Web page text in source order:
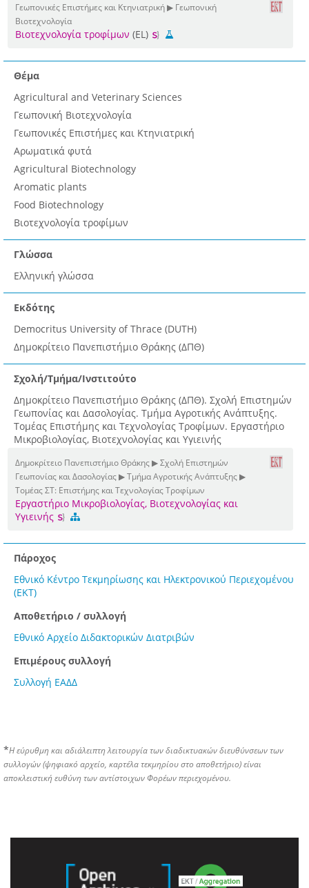
Γεωπονικές Επιστήμες και Κτηνιατρική ▶ Γεωπονική
Βιοτεχνολογία
Βιοτεχνολογία τροφίμων (EL)
Θέμα
Agricultural and Veterinary Sciences
Γεωπονική Βιοτεχνολογία
Γεωπονικές Επιστήμες και Κτηνιατρική
Αρωματικά φυτά
Agricultural Biotechnology
Aromatic plants
Food Biotechnology
Βιοτεχνολογία τροφίμων
Γλώσσα
Ελληνική γλώσσα
Εκδότης
Democritus University of Thrace (DUTH)
Δημοκρίτειο Πανεπιστήμιο Θράκης (ΔΠΘ)
Σχολή/Τμήμα/Ινστιτούτο
Δημοκρίτειο Πανεπιστήμιο Θράκης (ΔΠΘ). Σχολή Επιστημών
Γεωπονίας και Δασολογίας. Τμήμα Αγροτικής Ανάπτυξης.
Τομέας Επιστήμης και Τεχνολογίας Τροφίμων. Εργαστήριο
Μικροβιολογίας, Βιοτεχνολογίας και Υγιεινής
Δημοκρίτειο Πανεπιστήμιο Θράκης ▶ Σχολή Επιστημών
Γεωπονίας και Δασολογίας ▶ Τμήμα Αγροτικής Ανάπτυξης ▶
Τομέας ΣΤ: Επιστήμης και Τεχνολογίας Τροφίμων
Εργαστήριο Μικροβιολογίας, Βιοτεχνολογίας και
Υγιεινής
Πάροχος
Εθνικό Κέντρο Τεκμηρίωσης και Ηλεκτρονικού Περιεχομένου
(ΕΚΤ)
Αποθετήριο / συλλογή
Εθνικό Αρχείο Διδακτορικών Διατριβών
Επιμέρους συλλογή
Συλλογή ΕΑΔΔ
*Η εύρυθμη και αδιάλειπτη λειτουργία των διαδικτυακών διευθύνσεων των
συλλογών (ψηφιακό αρχείο, καρτέλα τεκμηρίου στο αποθετήριο) είναι
αποκλειστική ευθύνη των αντίστοιχων Φορέων περιεχομένου.